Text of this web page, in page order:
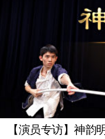
【演员专访】神